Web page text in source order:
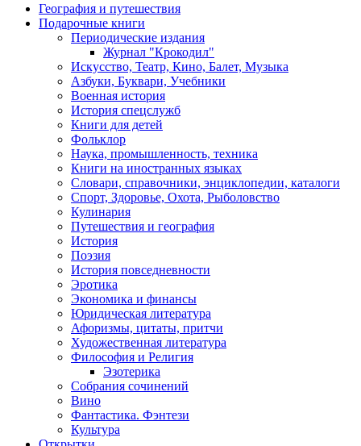
Разделы
каталога
География и путешествия
Подарочные книги
Периодические издания
Журнал "Крокодил"
Искусство, Театр, Кино, Балет, Музыка
Азбуки, Буквари, Учебники
Военная история
История спецслужб
Книги для детей
Фольклор
Наука, промышленность, техника
Книги на иностранных языках
Словари, справочники, энциклопедии, каталоги
Спорт, Здоровье, Охота, Рыболовство
Кулинария
Путешествия и география
История
Поэзия
История повседневности
Эротика
Экономика и финансы
Юридическая литература
Афоризмы, цитаты, притчи
Художественная литература
Философия и Религия
Эзотерика
Собрания сочинений
Вино
Фантастика. Фэнтези
Культура